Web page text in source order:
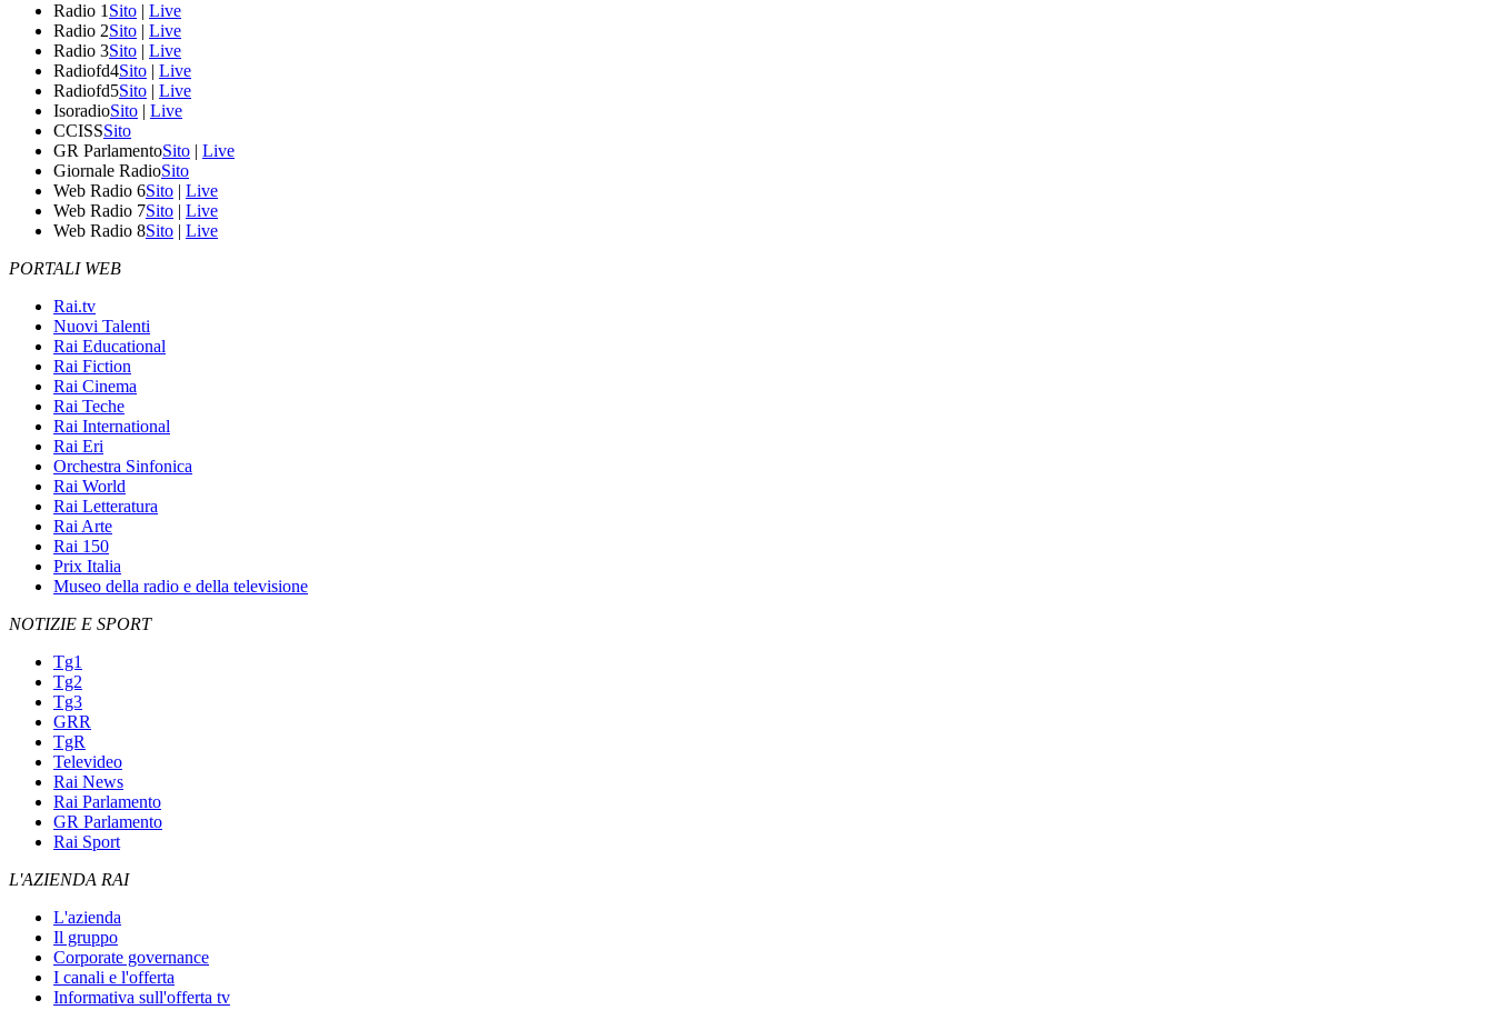
Radio 1 Sito | Live
Radio 2Sito | Live
Radio 3Sito | Live
Radiofd4Sito | Live
Radiofd5Sito | Live
IsoradioSito | Live
CCISSSito
GR ParlamentoSito | Live
Giornale RadioSito
Web Radio 6Sito | Live
Web Radio 7Sito | Live
Web Radio 8Sito | Live
PORTALI WEB
Rai.tv
Nuovi Talenti
Rai Educational
Rai Fiction
Rai Cinema
Rai Teche
Rai International
Rai Eri
Orchestra Sinfonica
Rai World
Rai Letteratura
Rai Arte
Rai 150
Prix Italia
Museo della radio e della televisione
NOTIZIE E SPORT
Tg1
Tg2
Tg3
GRR
TgR
Televideo
Rai News
Rai Parlamento
GR Parlamento
Rai Sport
L'AZIENDA RAI
L'azienda
Il gruppo
Corporate governance
I canali e l'offerta
Informativa sull'offerta tv